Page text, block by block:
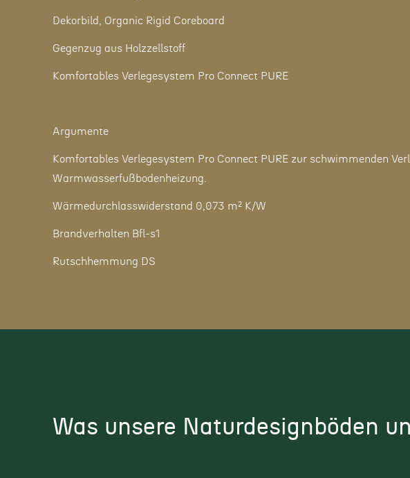
Dekorbild, Organic Rigid Coreboard
Gegenzug aus Holzzellstoff
Komfortables Verlegesystem Pro Connect PURE
Argumente
Komfortables Verlegesystem Pro Connect PURE zur schwimmenden
Warmwasserfußbodenheizung.
Wärmedurchlasswiderstand 0,073 m² K/W
Brandverhalten Bfl-s1
Rutschhemmung DS
Was unsere Naturdesignböden